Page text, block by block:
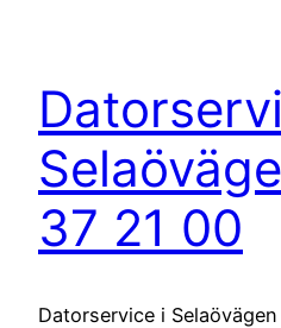
37 21 00
Datorservice i